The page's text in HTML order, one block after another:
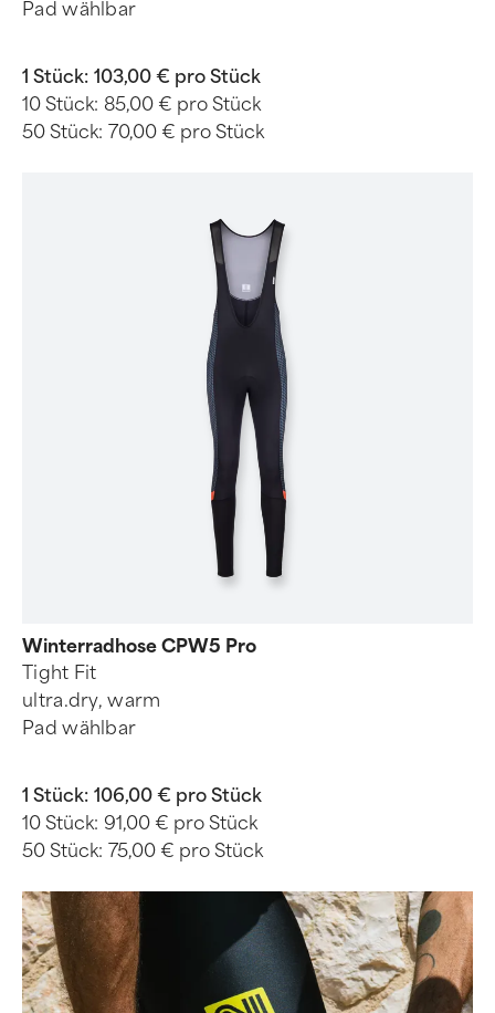
Pad wählbar
1 Stück: 103,00 € pro Stück
10 Stück: 85,00 € pro Stück
50 Stück: 70,00 € pro Stück
Winterradhose CPW5 Pro
Tight Fit
ultra.dry, warm
Pad wählbar
1 Stück: 106,00 € pro Stück
10 Stück: 91,00 € pro Stück
50 Stück: 75,00 € pro Stück